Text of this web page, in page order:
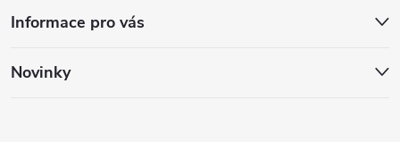
Informace pro vás
Novinky